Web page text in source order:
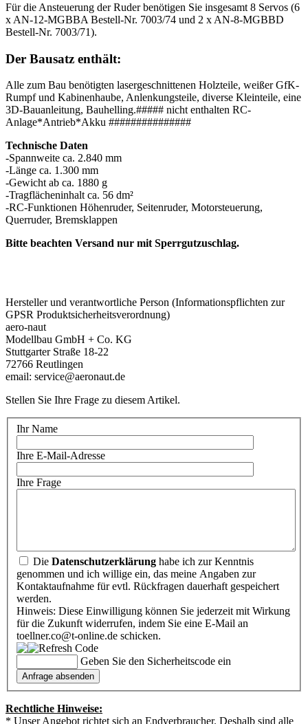
Für die Ansteuerung der Ruder benötigen Sie insgesamt 8 Servos (6
x AN-12-MGBBA Bestell-Nr. 7003/74 und 2 x AN-8-MGBBD
Bestell-Nr. 7003/71).
Der Bausatz enthält:
Alle zum Bau benötigten lasergeschnittenen Holzteile, weißer GfK-
Rumpf und Kabinenhaube, Anlenkungsteile, diverse Kleinteile, eine
3D-Bauanleitung, Bauhelling.##### nicht enthalten RC-
Anlage*Antrieb*Akku ###############
Technische Daten
-Spannweite ca. 2.840 mm
-Länge ca. 1.300 mm
-Gewicht ab ca. 1880 g
-Tragflächeninhalt ca. 56 dm²
-RC-Funktionen Höhenruder, Seitenruder, Motorsteuerung,
Bitte beachten Versand nur mit Sperrgutzuschlag.
Hersteller und verantwortliche Person (Informationspflichten zur
GPSR Produktsicherheitsverordnung)
aero-naut
Modellbau GmbH + Co. KG
Stuttgarter Straße 18-22
72766 Reutlingen
email: service@aeronaut.de
Stellen Sie Ihre Frage zu diesem Artikel.
Ihr Name
Ihre E-Mail-Adresse
Ihre Frage
Die Datenschutzerklärung habe ich zur Kenntnis
genommen und ich willige ein, das meine Angaben zur
Kontaktaufnahme für evtl. Rückfragen dauerhaft gespeichert
werden.
Hinweis: Diese Einwilligung können Sie jederzeit mit Wirkung
für die Zukunft widerrufen, indem Sie eine E-Mail an
toellner.co@t-online.de schicken.
Geben Sie den Sicherheitscode ein
Rechtliche Hinweise:
* Unser Angebot richtet sich an Endverbraucher. Deshalb sind alle